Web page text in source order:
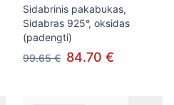
Sidabrinis pakabukas,
Sidabras 925°, oksidas
(padengti)
99.65 € 84.70 €